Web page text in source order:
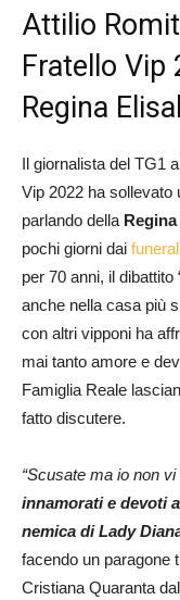
Attilio
Fratello Vip
Regina
Il giornalista del TG1
Vip 2022 ha sollevato
parlando della
pochi giorni dai
per 70 anni, il
anche nella casa più
con altri vipponi ha
mai tanto amore e
Famiglia Reale
fatto discutere.
“Scusate ma io non
innamorati e devoti
nemica di Lady
facendo un paragone
Cristiana Quaranta